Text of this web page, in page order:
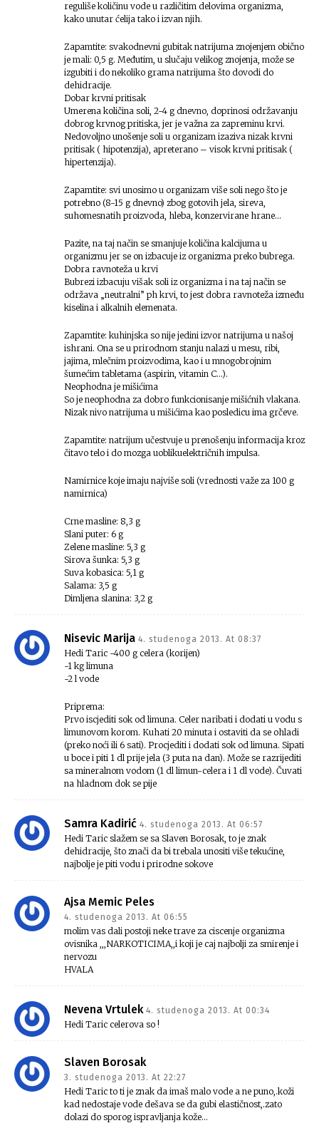
reguliše količinu vode u različitim delovima organizma,
kako unutar ćelija tako i izvan njih.
Zapamtite: svakodnevni gubitak natrijuma znojenjem obično
je mali: 0,5 g. Međutim, u slučaju velikog znojenja, može se
izgubiti i do nekoliko grama natrijuma što dovodi do
dehidracije.
Dobar krvni pritisak
Umerena količina soli, 2-4 g dnevno, doprinosi održavanju
dobrog krvnog pritiska, jer je važna za zapreminu krvi.
Nedovoljno unošenje soli u organizam izaziva nizak krvni
pritisak ( hipotenzija), apreterano – visok krvni pritisak (
hipertenzija).
Zapamtite: svi unosimo u organizam više soli nego što je
potrebno (8-15 g dnevno) zbog gotovih jela, sireva,
suhomesnatih proizvoda, hleba, konzervirane hrane…
Pazite, na taj način se smanjuje količina kalcijuma u
organizmu jer se on izbacuje iz organizma preko bubrega.
Dobra ravnoteža u krvi
Bubrezi izbacuju višak soli iz organizma i na taj način se
održava „neutralni” ph krvi, to jest dobra ravnoteža između
kiselina i alkalnih elemenata.
Zapamtite: kuhinjska so nije jedini izvor natrijuma u našoj
ishrani. Ona se u prirodnom stanju nalazi u mesu, ribi,
jajima, mlečnim proizvodima, kao i u mnogobrojnim
šumećim tabletama (aspirin, vitamin C…).
Neophodna je mišićima
So je neophodna za dobro funkcionisanje mišićnih vlakana.
Nizak nivo natrijuma u mišićima kao posledicu ima grčeve.
Zapamtite: natrijum učestvuje u prenošenju informacija kroz
čitavo telo i do mozga uoblikuelektričnih impulsa.
Namirnice koje imaju najviše soli (vrednosti važe za 100 g
namirnica)
Crne masline: 8,3 g
Slani puter: 6 g
Zelene masline: 5,3 g
Sirova šunka: 5,3 g
Suva kobasica: 5,1 g
Salama: 3,5 g
Dimljena slanina: 3,2 g
Nisevic Marija 4. studenoga 2013. At 08:37
Hedi Taric -400 g celera (korijen)
-1 kg limuna
-2 l vode
Priprema:
Prvo iscjediti sok od limuna. Celer naribati i dodati u vodu s
limunovom korom. Kuhati 20 minuta i ostaviti da se ohladi
(preko noći ili 6 sati). Procjediti i dodati sok od limuna. Sipati
u boce i piti 1 dl prije jela (3 puta na dan). Može se razrijediti
sa mineralnom vodom (1 dl limun-celera i 1 dl vode). Čuvati
na hladnom dok se pije
Samra Kadirić 4. studenoga 2013. At 06:57
Hedi Taric slažem se sa Slaven Borosak, to je znak
dehidracije, što znači da bi trebala unositi više tekućine,
najbolje je piti vodu i prirodne sokove
Ajsa Memic Peles
4. studenoga 2013. At 06:55
molim vas dali postoji neke trave za ciscenje organizma
ovisnika ,,,NARKOTICIMA,,i koji je caj najbolji za smirenje i
nervozu
HVALA
Nevena Vrtulek 4. studenoga 2013. At 00:34
Hedi Taric celerova so !
Slaven Borosak
3. studenoga 2013. At 22:27
Hedi Taric to ti je znak da imaš malo vode a ne puno,.koži
kad nedostaje vode dešava se da gubi elastičnost,.zato
dolazi do sporog ispravljanja kože…